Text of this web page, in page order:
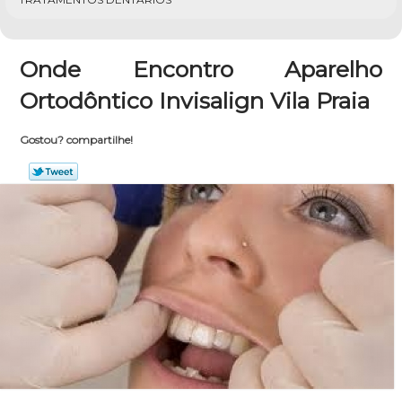
Onde Encontro Aparelho
Ortodôntico Invisalign Vila Praia
Gostou? compartilhe!